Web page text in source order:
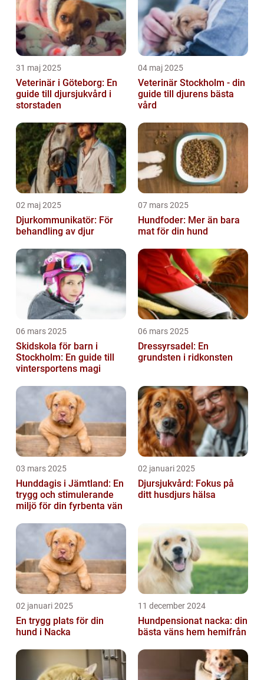
31 maj 2025
Veterinär i Göteborg: En
guide till djursjukvård i
storstaden
04 maj 2025
Veterinär Stockholm - din
guide till djurens bästa
vård
02 maj 2025
Djurkommunikatör: För
behandling av djur
07 mars 2025
Hundfoder: Mer än bara
mat för din hund
06 mars 2025
Skidskola för barn i
Stockholm: En guide till
vintersportens magi
06 mars 2025
Dressyrsadel: En
grundsten i ridkonsten
03 mars 2025
Hunddagis i Jämtland: En
trygg och stimulerande
miljö för din fyrbenta vän
02 januari 2025
Djursjukvård: Fokus på
ditt husdjurs hälsa
02 januari 2025
En trygg plats för din
hund i Nacka
11 december 2024
Hundpensionat nacka: din
bästa väns hem hemifrån